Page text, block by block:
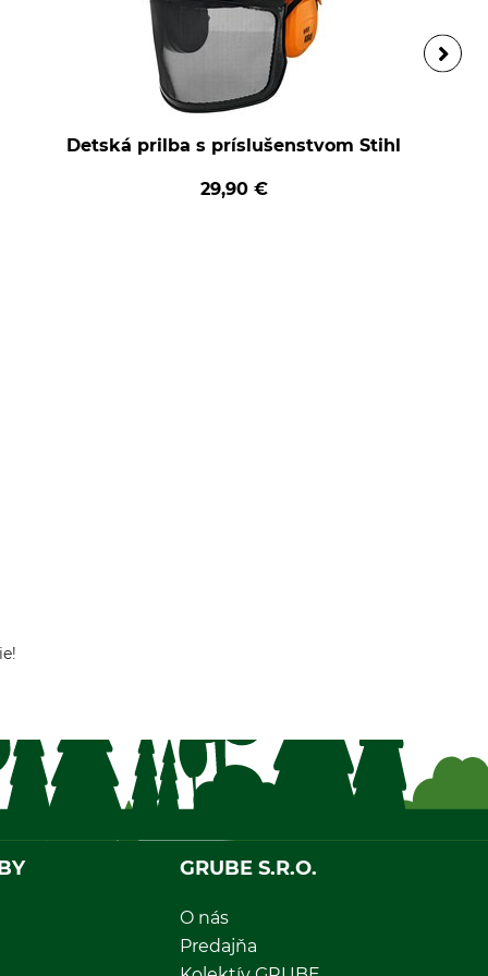
Detská prilba s príslušenstvom Stihl
29,90 €
GRUBE S.R.O.
O nás
Predajňa